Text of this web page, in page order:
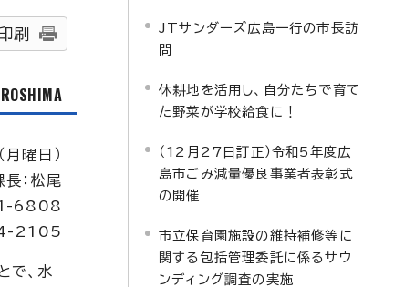
刷
曜日）
：松尾
6808
2105
で、水
JTサンダーズ広島一行の市長訪
問
休耕地を活用し、自分たちで育て
た野菜が学校給食に！
（12月27日訂正）令和5年度広
島市ごみ減量優良事業者表彰式
の開催
市立保育園施設の維持補修等に
関する包括管理委託に係るサウ
ンディング調査の実施